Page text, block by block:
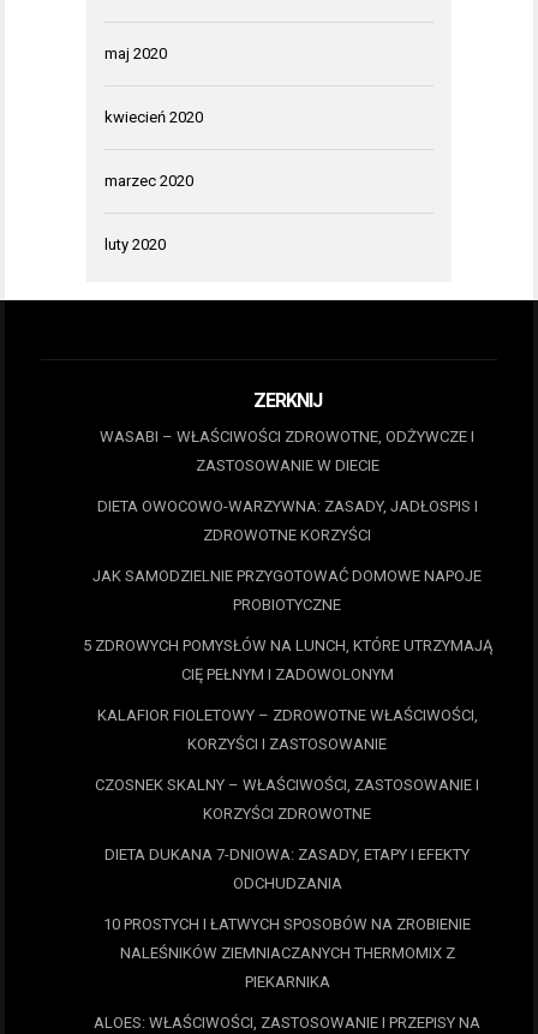
maj 2020
kwiecień 2020
marzec 2020
luty 2020
ZERKNIJ
WASABI – WŁAŚCIWOŚCI ZDROWOTNE, ODŻYWCZE I
ZASTOSOWANIE W DIECIE
DIETA OWOCOWO-WARZYWNA: ZASADY, JADŁOSPIS I
ZDROWOTNE KORZYŚCI
JAK SAMODZIELNIE PRZYGOTOWAĆ DOMOWE NAPOJE
PROBIOTYCZNE
5 ZDROWYCH POMYSŁÓW NA LUNCH, KTÓRE UTRZYMAJĄ
CIĘ PEŁNYM I ZADOWOLONYM
KALAFIOR FIOLETOWY – ZDROWOTNE WŁAŚCIWOŚCI,
KORZYŚCI I ZASTOSOWANIE
CZOSNEK SKALNY – WŁAŚCIWOŚCI, ZASTOSOWANIE I
KORZYŚCI ZDROWOTNE
DIETA DUKANA 7-DNIOWA: ZASADY, ETAPY I EFEKTY
ODCHUDZANIA
10 PROSTYCH I ŁATWYCH SPOSOBÓW NA ZROBIENIE
NALEŚNIKÓW ZIEMNIACZANYCH THERMOMIX Z
PIEKARNIKA
ALOES: WŁAŚCIWOŚCI, ZASTOSOWANIE I PRZEPISY NA